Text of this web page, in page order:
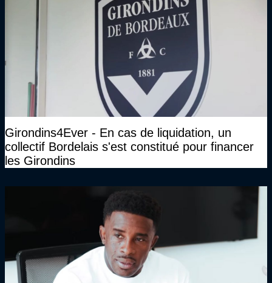
Girondins4Ever - En cas de liquidation, un
collectif Bordelais s'est constitué pour financer
les Girondins